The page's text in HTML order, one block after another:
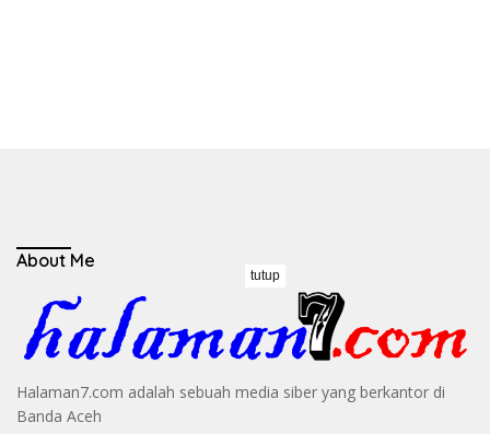
About Me
Halaman7.com adalah sebuah media siber yang berkantor di
Banda Aceh
tutup